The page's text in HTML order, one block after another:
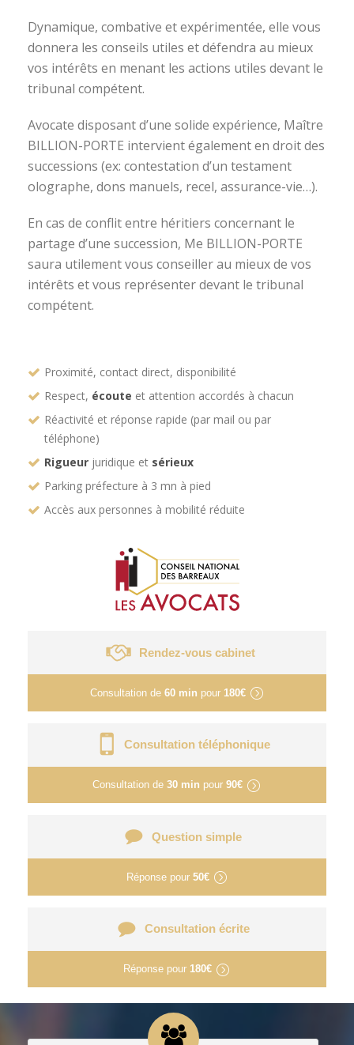
Dynamique, combative et expérimentée, elle vous
donnera les conseils utiles et défendra au mieux
vos intérêts en menant les actions utiles devant le
tribunal compétent.
Avocate disposant d’une solide expérience, Maître
BILLION-PORTE intervient également en droit des
successions (ex: contestation d’un testament
olographe, dons manuels, recel, assurance-vie…).
En cas de conflit entre héritiers concernant le
partage d’une succession, Me BILLION-PORTE
saura utilement vous conseiller au mieux de vos
intérêts et vous représenter devant le tribunal
compétent.
Proximité, contact direct, disponibilité
Respect, écoute et attention accordés à chacun
Réactivité et réponse rapide (par mail ou par
téléphone)
Rigueur juridique et sérieux
Parking préfecture à 3 mn à pied
Accès aux personnes à mobilité réduite
Rendez-vous cabinet
Consultation de 60 min pour 180€
Consultation téléphonique
Consultation de 30 min pour 90€
Question simple
Réponse pour 50€
Consultation écrite
Réponse pour 180€